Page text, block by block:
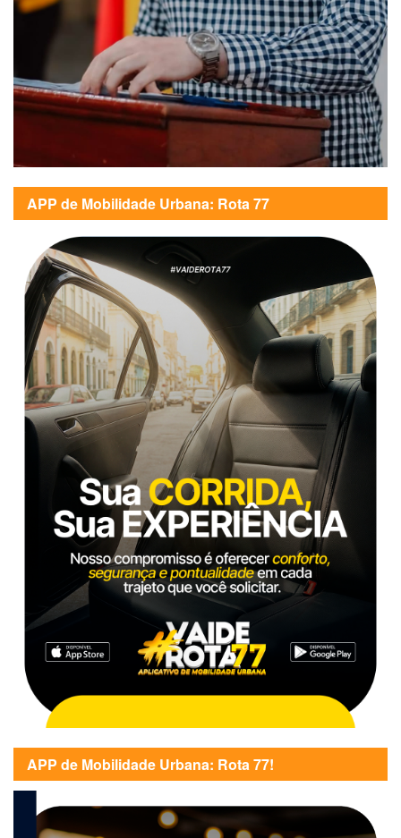
APP de Mobilidade Urbana: Rota 77
APP de Mobilidade Urbana: Rota 77!